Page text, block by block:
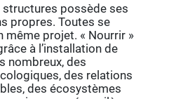
structures possède ses
propres. Toutes se
même projet. « Nourrir »
à l’installation de
nombreux, des
des relations
des écosystèmes